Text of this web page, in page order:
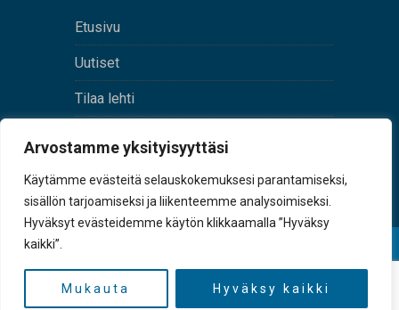
Arvostamme yksityisyyttäsi
Käytämme evästeitä selauskokemuksesi parantamiseksi,
sisällön tarjoamiseksi ja liikenteemme analysoimiseksi.
Hyväksyt evästeidemme käytön klikkaamalla ”Hyväksy
kaikki”.
Mukauta Hyväksy kaikki
Etusivu
Uutiset
Tilaa lehti
tunnus 0167229-8
TAKAISIN YLÖS